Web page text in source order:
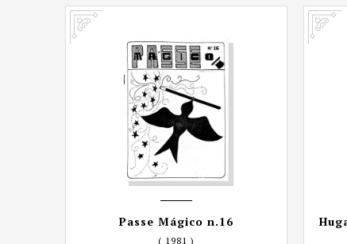
Passe Mágico n.16
( 1981 )